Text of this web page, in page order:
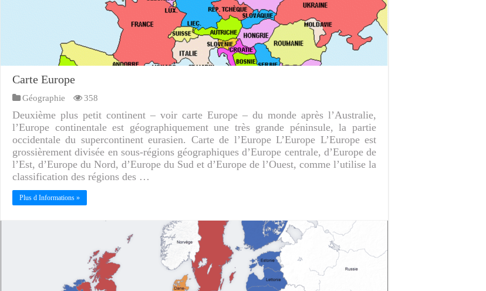
Carte Europe
Géographie 358
Deuxième plus petit continent – voir carte Europe – du monde après l’Australie,
l’Europe continentale est géographiquement une très grande péninsule, la partie
occidentale du supercontinent eurasien. Carte de l’Europe L’Europe L’Europe est
grossièrement divisée en sous-régions géographiques d’Europe centrale, d’Europe de
l’Est, d’Europe du Nord, d’Europe du Sud et d’Europe de l’Ouest, comme l’utilise la
classification des régions des …
Plus d Informations »